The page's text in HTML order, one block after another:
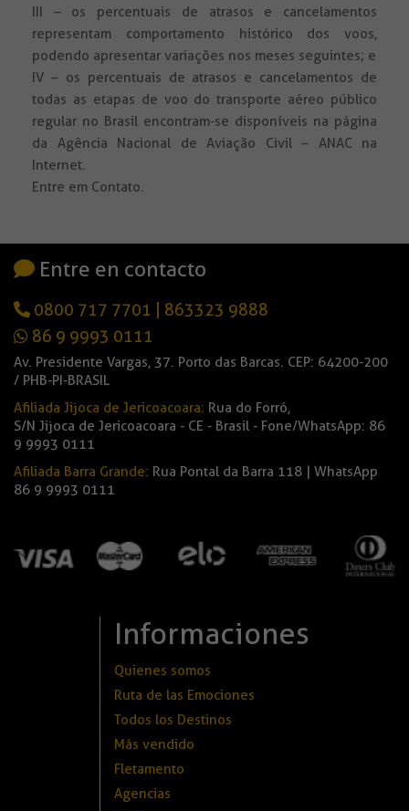
III – os percentuais de atrasos e cancelamentos
representam comportamento histórico dos voos,
podendo apresentar variações nos meses seguintes; e
IV – os percentuais de atrasos e cancelamentos de
todas as etapas de voo do transporte aéreo público
regular no Brasil encontram-se disponíveis na página
da Agência Nacional de Aviação Civil – ANAC na
Internet.
Entre em Contato.
Entre en contacto
0800 717 7701
863323 9888
86 9 9993 0111
Av. Presidente Vargas, 37. Porto das Barcas. CEP: 64200-200
/ PHB-PI-BRASIL
Afiliada Jijoca de Jericoacoara: Rua do Forró,
S/N Jijoca de Jericoacoara - CE - Brasil - Fone/WhatsApp: 86
9 9993 0111
Afiliada Barra Grande: Rua Pontal da Barra 118 | WhatsApp
86 9 9993 0111
Informaciones
Quienes somos
Ruta de las Emociones
Todos los Destinos
Más vendido
Fletamento
Agencias